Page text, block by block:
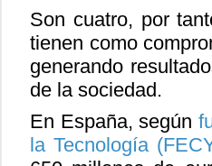
Son cuatro, por
tienen como
generando
de la sociedad.
En España, según
la Tecnología